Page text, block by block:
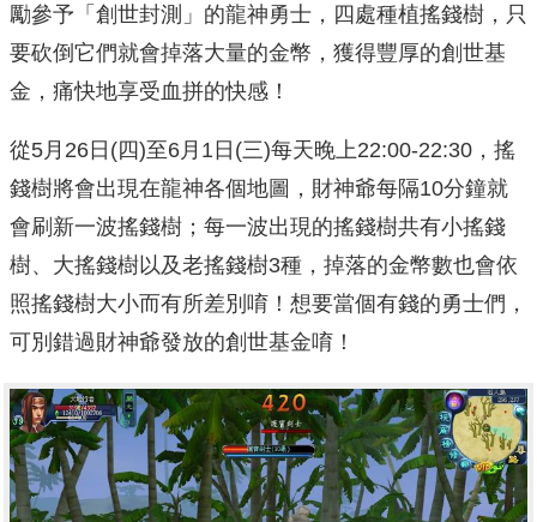
勵參予「創世封測」的龍神勇士，四處種植搖錢樹，只
要砍倒它們就會掉落大量的金幣，獲得豐厚的創世基
金，痛快地享受血拼的快感！
從5月26日(四)至6月1日(三)每天晚上22:00-22:30，搖
錢樹將會出現在龍神各個地圖，財神爺每隔10分鐘就
會刷新一波搖錢樹；每一波出現的搖錢樹共有小搖錢
樹、大搖錢樹以及老搖錢樹3種，掉落的金幣數也會依
照搖錢樹大小而有所差別唷！想要當個有錢的勇士們，
可別錯過財神爺發放的創世基金唷！